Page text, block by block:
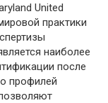
United
практики
наиболее
после
профилей